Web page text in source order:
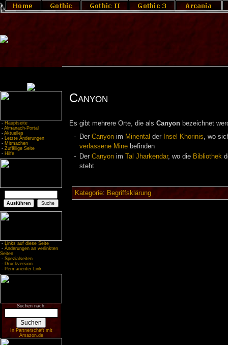
- Hauptseite
- Almanach-Portal
- Aktuelles
- Letzte Änderungen
- Mitmachen
- Zufällige Seite
- Hilfe
- Links auf diese Seite
- Änderungen an verlinkten
Seiten
- Spezialseiten
- Druckversion
- Permanenter Link
Suchen nach:
In Partnerschaft mit
Amazon.de
Canyon
Es gibt mehrere Orte, die als Canyonbezeichnet
Der Canyon im Minental der Insel Khorinis , wo
verlassene Mine befinden
Der Canyon im Tal Jharkendar, wo die Bibliothek
steht
Kategorie: Begriffsklärung